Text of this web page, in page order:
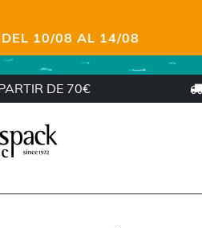
DEL 10/08 AL 14/08
DE 70€